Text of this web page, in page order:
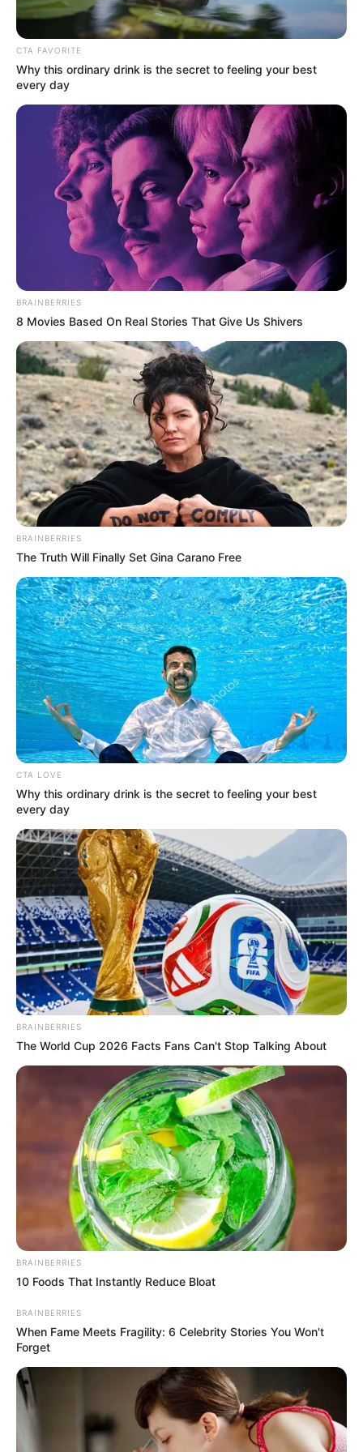
tres jibaros de redes
criminales
GUATAPÉ - ANTIOQUIA
Tenían el negocio bien
montado: una red de
distribución de drogas a
turistas en Guatapé,
Antioquia
JIBAROS
Se metieron al rancho a
jibaros y fleteros de
Medellín: La policía
capturó a ocho personas
Alias “El Gordo”, el jibaro
que le vendía vicio a
Fredonia, Antioquia
LA ESTRELLA - ANTIOQUIA
Así se le metieron a la
guarida de alias “Hanzel”
presunto jibaro que
inundada con marihuana
las calles de La Estrella
Cae abuela jíbara acusada
para vender droga en
colegios
JIBAROS
Cayó una presunta ‘jíbara’
en pleno centro de Ibagué:
tenía casi 200 porros listos
para vender
CAPTURAS
Capturaron a la “zarca”
supuesta jibara que
manejaba las casas de
vicio de Bello
CARGAR MÁS
TEMAS DESTACADOS
EMERGENCIAS POR LLUVIAS
FUERTES LLUVIAS
VIA AL LLANO
CORTES DE AGUA
FENÓMENO DEL NIÑO
CTA FAVORITE
Why this ordinary drink is the secret to feeling your best
every day
BRAINBERRIES
8 Movies Based On Real Stories That Give Us Shivers
BRAINBERRIES
The Truth Will Finally Set Gina Carano Free
CTA LOVE
Why this ordinary drink is the secret to feeling your best
every day
BRAINBERRIES
The World Cup 2026 Facts Fans Can't Stop Talking About
BRAINBERRIES
10 Foods That Instantly Reduce Bloat
BRAINBERRIES
When Fame Meets Fragility: 6 Celebrity Stories You Won't
Forget